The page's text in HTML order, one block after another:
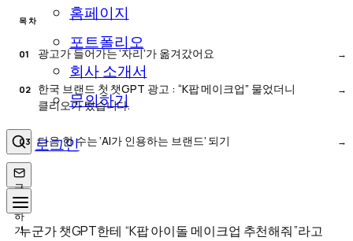
홈페이지
포트폴리오
회사 소개서
문의하기
로그인
구
독
하
기
목차
광고가 들어가는 ‘자리’가 옮겨갔어요
한국 브랜드 첫 챗GPT 광고 : “K팝 메이크업” 물었더니
클리오가 떴습니다.
다음 한 수는 ‘AI가 인용하는 브랜드’ 되기
누군가 챗GPT한테 “K팝 아이돌 메이크업 추천해줘”라고